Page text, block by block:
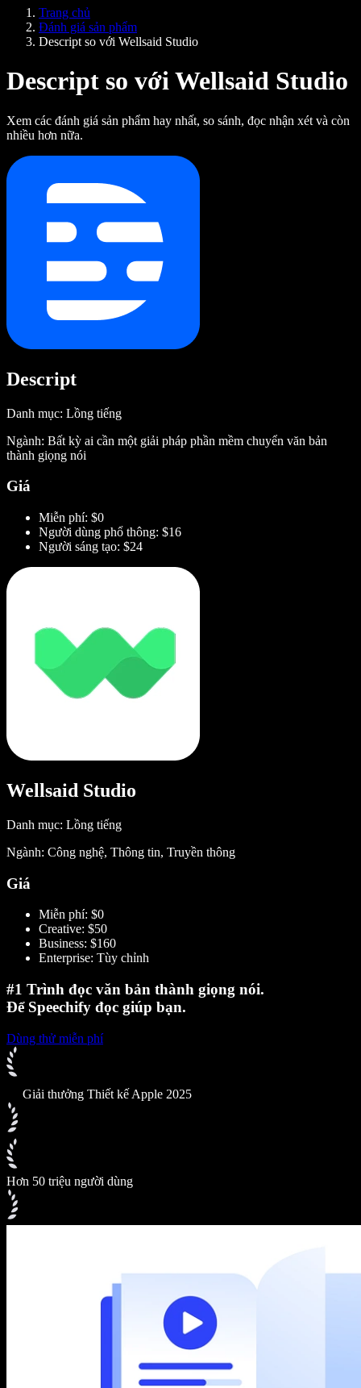
Speechify cho nhà phát triển
Trang chủ
Đánh giá sản phẩm
Descript so với Wellsaid Studio
Descript so với Wellsaid Studio
Xem các đánh giá sản phẩm hay nhất, so sánh, đọc nhận xét và còn
nhiều hơn nữa.
Descript
Danh mục: Lồng tiếng
Ngành: Bất kỳ ai cần một giải pháp phần mềm chuyển văn bản
thành giọng nói
Giá
Miễn phí: $0
Người dùng phổ thông: $16
Người sáng tạo: $24
Wellsaid Studio
Danh mục: Lồng tiếng
Ngành: Công nghệ, Thông tin, Truyền thông
Giá
Miễn phí: $0
Creative: $50
Business: $160
Enterprise: Tùy chỉnh
#1 Trình đọc văn bản thành giọng nói.
Để Speechify đọc giúp bạn.
Dùng thử miễn phí
Giải thưởng Thiết kế Apple 2025
Hơn 50 triệu người dùng